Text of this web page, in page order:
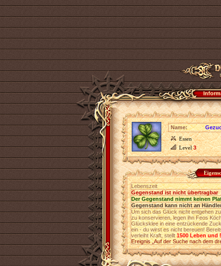
Name:
Essen
Level3
Lebenszeit
Gegenstand ist nicht übertragbar
Der Gegenstand nimmt keinen
Gegenstand kann nicht an
Um sich das Glück nicht entgehen
zu konservieren, legen ihn Feos
Glücksklee in eine entzückende
ein - du wirst es nicht bereuen!
verleiht Kraft, stellt1500 Leben und
Ereignis „Auf der Suche nach dem